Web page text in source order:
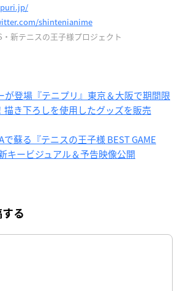
shintenianime
新テニスの王子様プロジェクト
が登場『テニプリ』東京＆大阪で期間限
描き下ろしを使用したグッズを販売
蘇る『テニスの王子様 BEST GAME
キービジュアル＆予告映像公開
る